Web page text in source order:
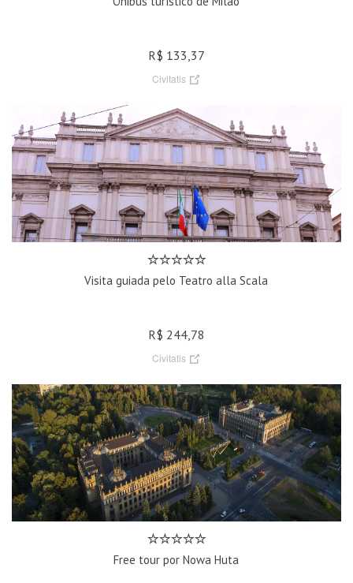
R$ 133,37
Civitatis
Visita guiada pelo Teatro alla Scala
R$ 244,78
Civitatis
Free tour por Nowa Huta